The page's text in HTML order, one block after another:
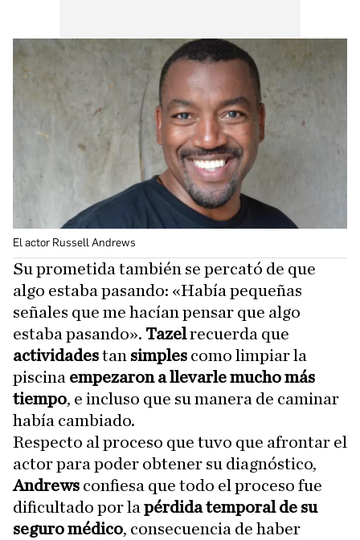
El actor Russell Andrews
Su prometida también se percató de que
algo estaba pasando: «Había pequeñas
señales que me hacían pensar que algo
estaba pasando». Tazelrecuerda que
actividadestan simples como limpiar la
piscina empezaron a llevarle mucho más
tiempo, e incluso que su manera de caminar
había cambiado.
Respecto al proceso que tuvo que afrontar el
actor para poder obtener su diagnóstico,
Andrews confiesa que todo el proceso fue
dificultado por la pérdida temporal de su
seguromédico, consecuencia de haber